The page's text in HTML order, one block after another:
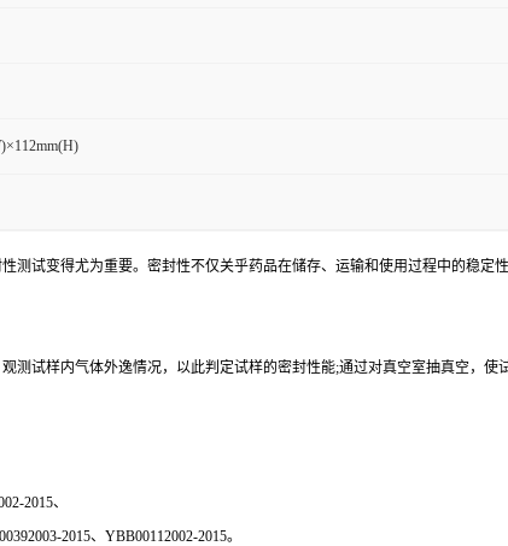
测试变得尤为重要。密封性不仅关乎药品在储存、运输和使用过程中的稳
测试样内气体外逸情况，以此判定试样的密封性能;通过对真空室抽真空，
2015、
2015、YBB00112002-2015。